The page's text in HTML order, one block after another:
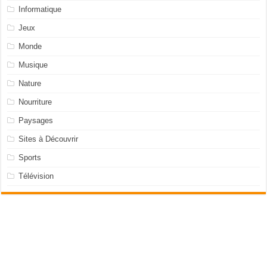
Informatique
Jeux
Monde
Musique
Nature
Nourriture
Paysages
Sites à Découvrir
Sports
Télévision